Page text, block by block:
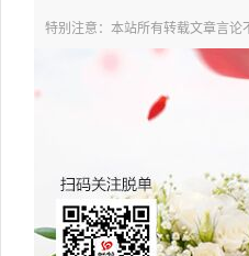
特别注意：本站所有转载文章言